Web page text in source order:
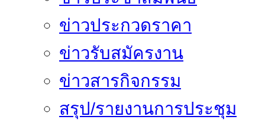
ข่าวประกวดราคา
ข่าวรับสมัครงาน
ข่าวสารกิจกรรม
สรุป/รายงานการประชุม